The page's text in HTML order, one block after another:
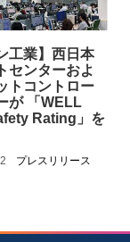
工業】西日本
センターおよ
トコントロー
が 「WELL
Rating」を
プレスリリース